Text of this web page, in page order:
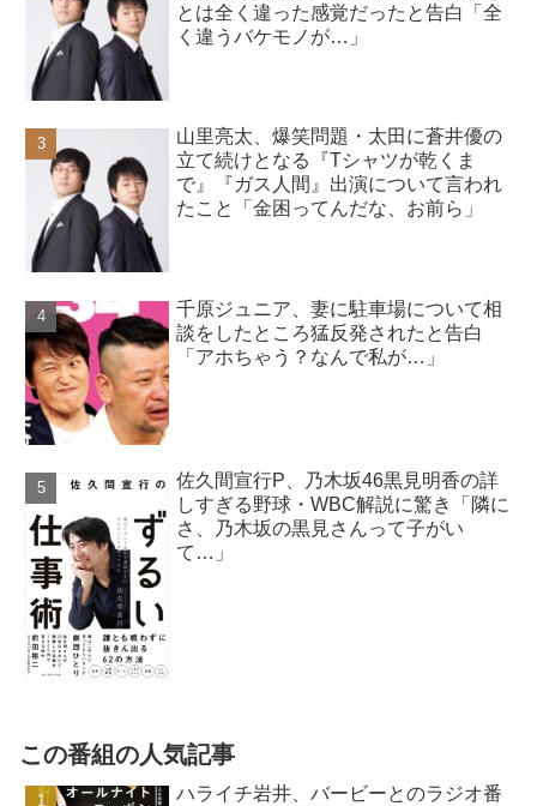
とは全く違った感覚だったと告白「全
く違うバケモノが…」
山里亮太、爆笑問題・太田に蒼井優の
立て続けとなる『Tシャツが乾くま
で』『ガス人間』出演について言われ
たこと「金困ってんだな、お前ら」
千原ジュニア、妻に駐車場について相
談をしたところ猛反発されたと告白
「アホちゃう？なんで私が…」
佐久間宣行P、乃木坂46黒見明香の詳
しすぎる野球・WBC解説に驚き「隣に
さ、乃木坂の黒見さんって子がい
て…」
この番組の人気記事
ハライチ岩井、バービーとのラジオ番